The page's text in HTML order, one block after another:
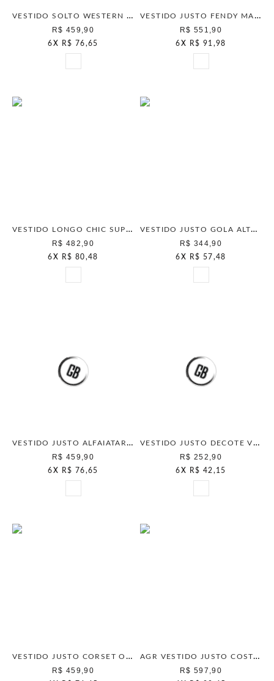
VESTIDO SOLTO WESTERN MAIS GATA NATURAL
R$ 459,90
6 X R$ 76,65
VESTIDO JUSTO FENDY MAIS GATA OFF WHITE
R$ 551,90
6 X R$ 91,98
VESTIDO LONGO CHIC SUPERJEANS OFF WHITE
R$ 482,90
6 X R$ 80,48
VESTIDO JUSTO GOLA ALTA NATURAL
R$ 344,90
6 X R$ 57,48
VESTIDO JUSTO ALFAIATARIA WHITE CHOCOLATE
R$ 459,90
6 X R$ 76,65
VESTIDO JUSTO DECOTE V OFF WHITE
R$ 252,90
6 X R$ 42,15
VESTIDO JUSTO CORSET OFF WHITE
R$ 459,90
AGR VESTIDO JUSTO COSTA ABERTA BRANCO
R$ 597,90